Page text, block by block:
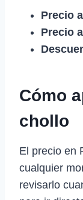
Precio
Precio
Cómo
chollo
El precio en
cualquier
revisarlo